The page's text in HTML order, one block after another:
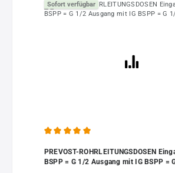
Sofort verfügbar
PREVOST-ROHRLEITUNGSDOSEN
BSPP = G 1/2 Ausgang mit IG BSPP =